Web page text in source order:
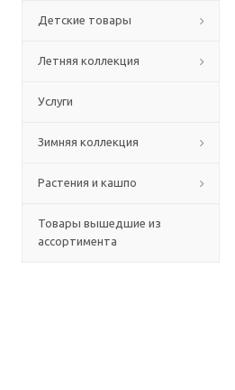
Детские товары
Летняя коллекция
Услуги
Зимняя коллекция
Растения и кашпо
Товары вышедшие из
ассортимента